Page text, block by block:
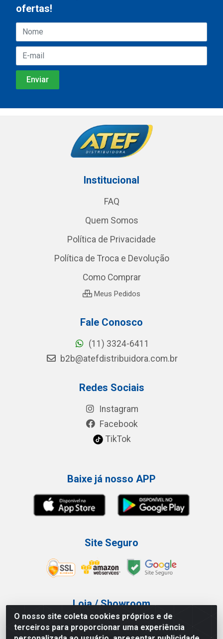
O nosso site coleta cookies próprios e de
terceiros para proporcionar uma experiência
ofertas!
Institucional
FAQ
Quem Somos
Política de Privacidade
Política de Troca e Devolução
Como Comprar
Meus Pedidos
Fale Conosco
(11) 3324-6411
b2b@atefdistribuidora.com.br
Redes Sociais
Instagram
Facebook
TikTok
Baixe já nosso APP
Site Seguro
Loja / Showroom
Tel.: (11) 3227-0546
Av Vautier, 587/597 - Pari - São Paulo/SP